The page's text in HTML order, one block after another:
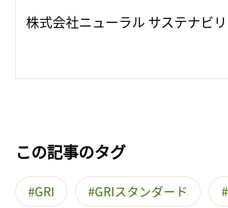
株式会社ニューラル サステナビ
この記事のタグ
GRI GRIスタンダード